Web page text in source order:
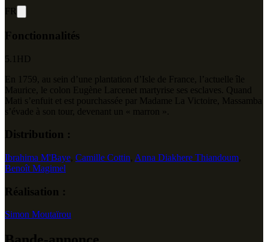
FR
Fonctionnalités
5.1 HD
En 1759, au sein d’une plantation d’Isle de France, l’actuelle île
Maurice, le colon Eugène Larcenet martyrise ses esclaves. Quand
Mati s’enfuit et est pourchassée par Madame La Victoire, Massamba
s’évade à son tour, devenant un « marron ».
Distribution :
Ibrahima M'Baye Camille Cottin Anna Diakhere Thiandoum
Benoît Magimel
Réalisation :
Simon Moutaïrou